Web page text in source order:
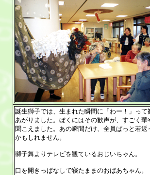
誕生獅子では、生まれた瞬間に「わー！」って
あがりました。ぼくにはその歓声が、すごく華
聞こえました。あの瞬間だけ、全員ぱっと若返
かもしれません。
獅子舞よりテレビを観ているおじいちゃん。
口を開きっぱなしで寝たままのおばあちゃん。